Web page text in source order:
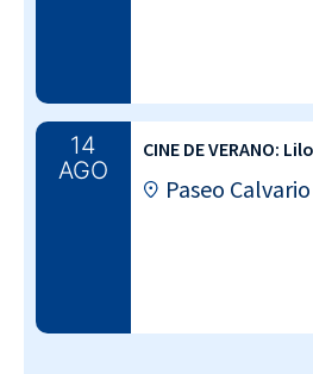
14
AGO
CINE DE VERANO:
Paseo Calvario